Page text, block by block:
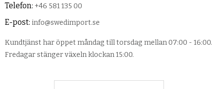
Telefon: +46 581 135 00
E-post: info@swedimport.se
Kundtjänst har öppet måndag till torsdag mellan 07:00 - 16:00.
Fredagar stänger växeln klockan 15:00.